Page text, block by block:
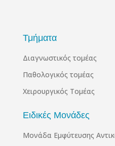
Τμήματα
Διαγνωστικός τομέας
Παθολογικός τομέας
Χειρουργικός Τομέας
Ειδικές Μονάδες
Μονάδα Εμφύτευσης